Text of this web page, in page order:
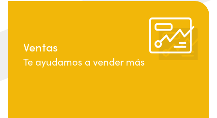
Ventas
Te ayudamos a vender más